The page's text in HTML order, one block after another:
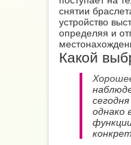
снятии
устройство
определяя и
Какой
однако